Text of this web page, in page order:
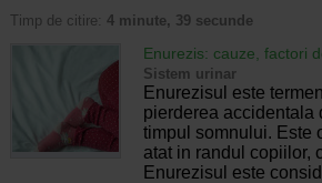
Timp de citire: 4 minute, 39 secunde
Enurezis: cauze, factori
Sistem urinar
Enurezisul este
pierderea accidentala
timpul somnului. Este
atat in randul copiilor,
Enurezisul este